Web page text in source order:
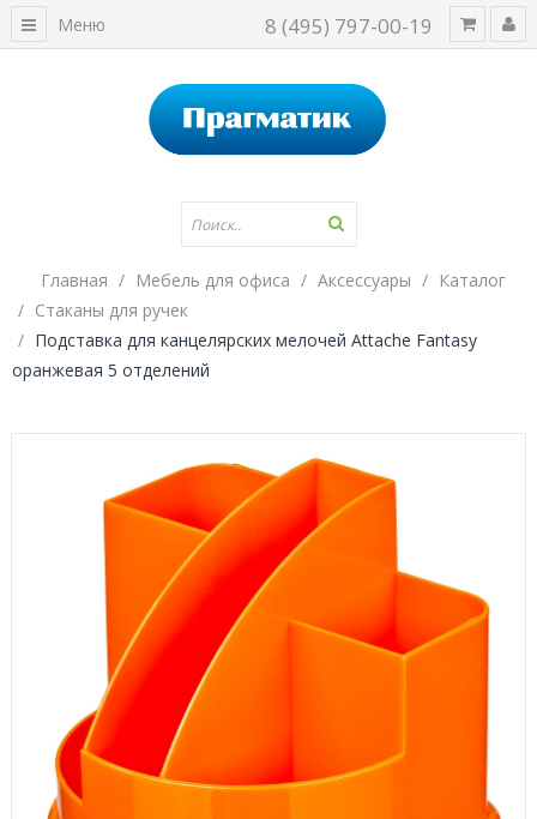
8 (495) 797-00-19
Меню
Главная Мебель для офиса Аксессуары
Каталог
Стаканы для ручек
Подставка для канцелярских мелочей Attache Fantasy
оранжевая 5 отделений